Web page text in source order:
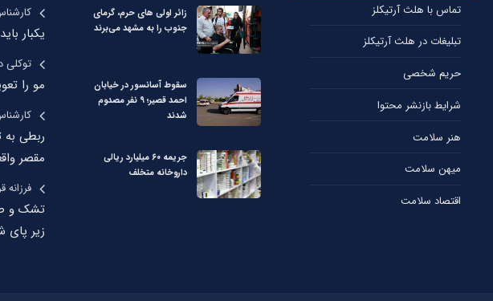
تماس با هلث آرتیکلز
تبلیغات در هلث آرتیکلز
حریم شخصی
شرایط بازنشر محتوا
هنر سلامت
میهن سلامت
اقتصاد سلامت
زائر اولی های حرم، گرمای
جنوب را به مشهد می‌برند
سقوط آسانسور در خیابان
احمد قصیر؛ ۹ نفر مصدوم
شدند
جریمه ۶۰ میلیارد ریالی
داروخانه متخلف
یکبار
توکلی
مو را
ربطی به
مقصر
فرزانه
تشک و
زیر